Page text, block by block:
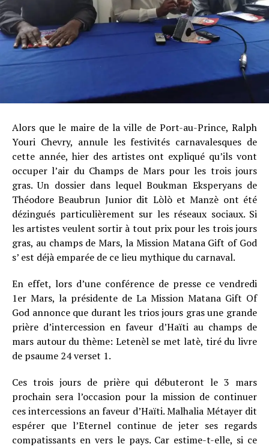
Alors que le maire de la ville de Port-au-Prince, Ralph
Youri Chevry, annule les festivités carnavalesques de
cette année, hier des artistes ont expliqué qu’ils vont
occuper l’air du Champs de Mars pour les trois jours
gras. Un dossier dans lequel Boukman Eksperyans de
Théodore Beaubrun Junior dit Lòlò et Manzè ont été
dézingués particulièrement sur les réseaux sociaux. Si
les artistes veulent sortir à tout prix pour les trois jours
gras, au champs de Mars, la Mission Matana Gift of God
s’ est déjà emparée de ce lieu mythique du carnaval.
En effet, lors d’une conférence de presse ce vendredi
1er Mars, la présidente de La Mission Matana Gift Of
God annonce que durant les trios jours gras une grande
prière d’intercession en faveur d’Haïti au champs de
mars autour du thème: Letenèl se met latè, tiré du livre
de psaume 24 verset 1.
Ces trois jours de prière qui débuteront le 3 mars
prochain sera l’occasion pour la mission de continuer
ces intercessions an faveur d’Haïti. Malhalia Métayer dit
espérer que l’Eternel continue de jeter ses regards
compatissants en vers le pays. Car estime-t-elle, si ce